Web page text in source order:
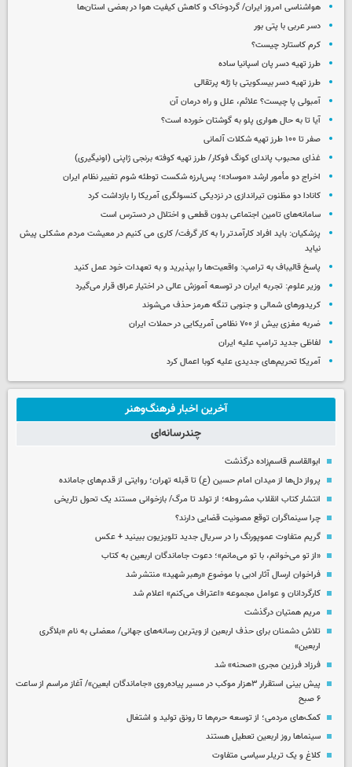
هواشناسی امروز ایران/ گردوخاک و کاهش کیفیت هوا در بعضی استان‌ها
دسر عربی با پتی بور
کرم کاستارد چیست؟
طرز تهیه دسر پان اسپانیا ساده
طرز تهیه دسر بیسکویتی با ژله پرتقالی
آمبولی پا چیست؟ علائم، علل و راه درمان آن
آیا تا به حال هواری پلو به گوشتان خورده است؟
صفر تا ۱۰۰ طرز تهیه شکلات آلمانی
غذای محبوب پاندای کونگ فوکار/ طرز تهیه کوفته برنجی ژاپنی (اونیگیری)
اخراج دو مأمور ارشد «موساد»؛ پس‌لرزه شکست توطئه شوم تغییر نظام ایران
کانادا دو مظنون تیراندازی در نزدیکی کنسولگری آمریکا را بازداشت کرد
سامانه‌های تامین اجتماعی بدون قطعی و اختلال در دسترس است
پزشکیان: باید افراد کارآمدتر را به کار گرفت/ کاری می کنیم در معیشت مردم مشکلی پیش
نیاید
پاسخ قالیباف به ترامپ: واقعیت‌ها را بپذیرید و به تعهدات خود عمل کنید
وزیر علوم: تجربه ایران در توسعه آموزش عالی در اختیار عراق قرار می‌گیرد
کریدورهای شمالی و جنوبی تنگه هرمز حذف می‌شوند
ضربه مغزی بیش از ۷۰۰ نظامی آمریکایی در حملات ایران
لفاظی جدید ترامپ علیه ایران
آمریکا تحریم‌های جدیدی علیه کوبا اعمال کرد
آخرین اخبار فرهنگ‌وهنر
چندرسانه‌ای
ابوالقاسم قاسم‌زاده درگذشت
پرواز دل‌ها از میدان امام حسین (ع) تا قبله تهران؛ روایتی از قدم‌های جامانده
انتشار کتاب انقلاب مشروطه؛ از تولد تا مرگ/ بازخوانی مستند یک تحول تاریخی
چرا سینماگران توقع مصونیت قضایی دارند؟
گریم متفاوت عموپورنگ را در سریال جدید تلویزیون ببینید + عکس
«از تو می‌خوانم، با تو می‌مانم»؛ دعوت جاماندگان اربعین به کتاب
فراخوان ارسال آثار ادبی با موضوع «رهبر شهید» منتشر شد
کارگردانان و عوامل مجموعه «اعتراف می‌کنم» اعلام شد
مریم همتیان درگذشت
تلاش دشمنان برای حذف اربعین از ویترین رسانه‌های جهانی/ معضلی به نام «بلاگری
اربعین»
فرزاد فرزین مجری «صحنه» شد
پیش بینی استقرار ۳هزار موکب در مسیر پیاده‌روی «جاماندگان ابعین»/ آغاز مراسم از ساعت
۶ صبح
کمک‌های مردمی؛ از توسعه حرم‌ها تا رونق تولید و اشتغال
سینماها روز اربعین تعطیل هستند
کلاغ و یک تریلر سیاسی متفاوت